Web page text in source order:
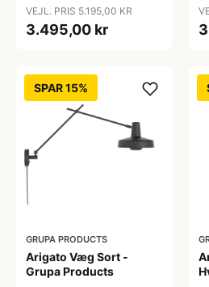
VEJL. PRIS 5.195,00 KR
3.495,00 kr
SPAR 15%
GRUPA PRODUCTS
Arigato Væg Sort -
Grupa Products